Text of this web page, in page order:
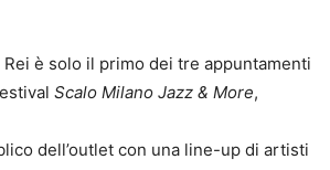
Rei è solo il primo dei tre appuntamenti
Scalo Milano Jazz & More,
dell’outlet con una line-up di artisti